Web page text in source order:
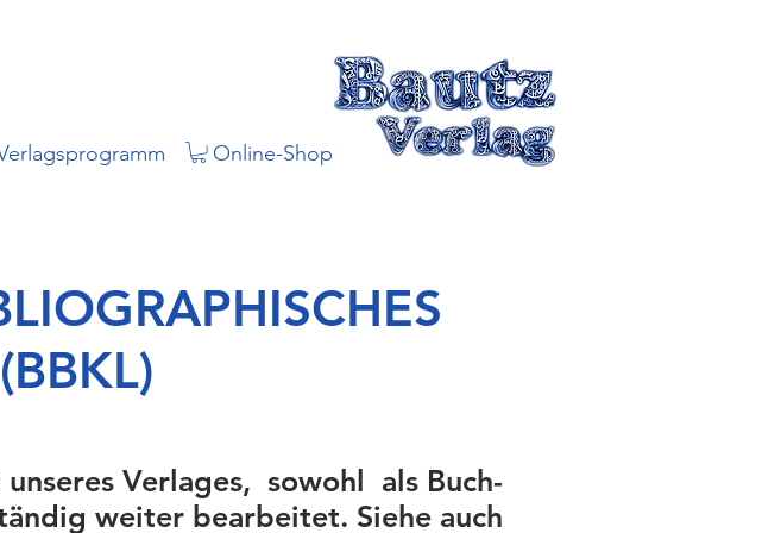
Online-Shop
Verlages, sowohl als Buch-
weiter bearbeitet. Siehe auch